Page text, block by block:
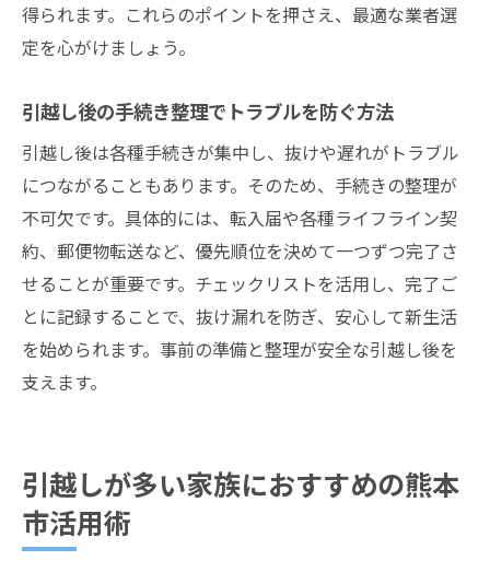
得られます。これらのポイントを押さえ、最適な業者選
定を心がけましょう。
引越し後の手続き整理でトラブルを防ぐ方法
引越し後は各種手続きが集中し、抜けや遅れがトラブル
につながることもあります。そのため、手続きの整理が
不可欠です。具体的には、転入届や各種ライフライン契
約、郵便物転送など、優先順位を決めて一つずつ完了さ
せることが重要です。チェックリストを活用し、完了ご
とに記録することで、抜け漏れを防ぎ、安心して新生活
を始められます。事前の準備と整理が安全な引越し後を
支えます。
引越しが多い家族におすすめの熊本
市活用術